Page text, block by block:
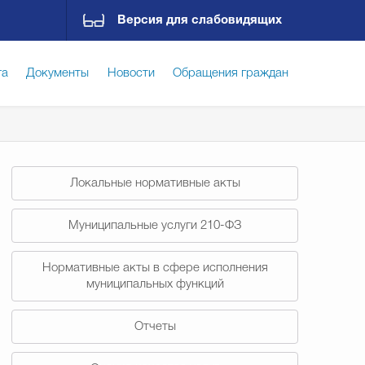
Версия для слабовидящих
Документы Новости Обращения граждан
комиссия Гостям Городского округа
Государственные организации информируют
Локальные нормативные акты
Муниципальные услуги 210-ФЗ
Нормативные акты в сфере исполнения
муниципальных функций
Отчеты